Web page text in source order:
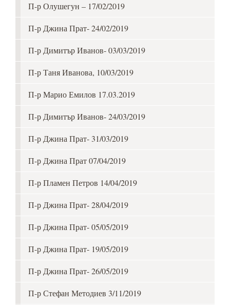
П-р Олушегун – 17/02/2019
П-р Джина Прат- 24/02/2019
П-р Димитър Иванов- 03/03/2019
П-р Таня Иванова, 10/03/2019
П-р Марио Емилов 17.03.2019
П-р Димитър Иванов- 24/03/2019
П-р Джина Прат- 31/03/2019
П-р Джина Прат 07/04/2019
П-р Пламен Петров 14/04/2019
П-р Джина Прат- 28/04/2019
П-р Джина Прат- 05/05/2019
П-р Джина Прат- 19/05/2019
П-р Джина Прат- 26/05/2019
П-р Стефан Методиев 3/11/2019